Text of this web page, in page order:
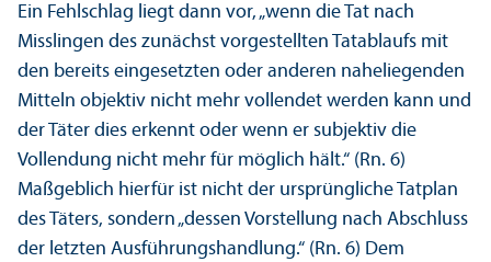
Ein Fehlschlag liegt dann vor, „wenn die Tat nach
Misslingen des zunächst vorgestellten Tatablaufs mit
den bereits eingesetzten oder anderen naheliegenden
Mitteln objektiv nicht mehr vollendet werden kann und
der Täter dies erkennt oder wenn er subjektiv die
Vollendung nicht mehr für möglich hält.“ (Rn. 6)
Maßgeblich hierfür ist nicht der ursprüngliche Tatplan
des Täters, sondern „dessen Vorstellung nach Abschluss
der letzten Ausführungs­handlung.“ (Rn. 6) Dem